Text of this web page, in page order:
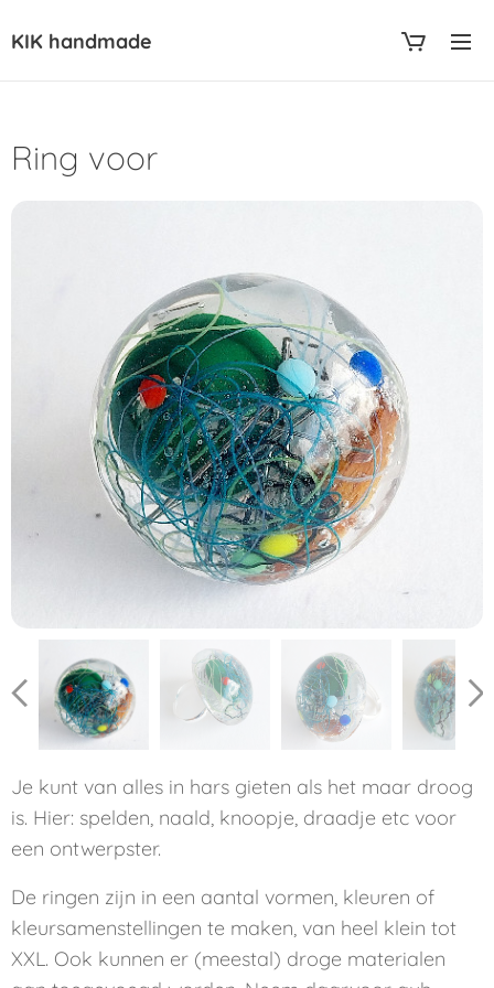
KIK handmade
Ring voor
Je kunt van alles in hars gieten als het maar droog
is. Hier: spelden, naald, knoopje, draadje etc voor
een ontwerpster.
De ringen zijn in een aantal vormen, kleuren of
kleursamenstellingen te maken, van heel klein tot
XXL. Ook kunnen er (meestal) droge materialen